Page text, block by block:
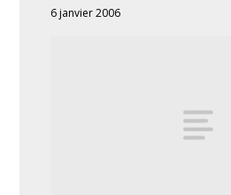
6 janvier 2006